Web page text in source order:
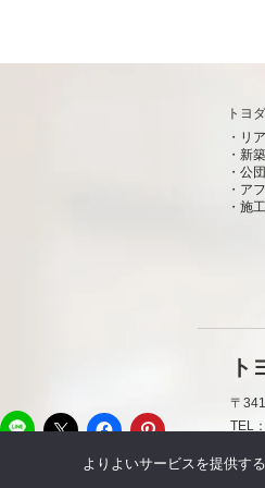
LINE
トヨ
リ
新
公
ア
施
ト
〒
TEL：
よりよいサービスを提供す